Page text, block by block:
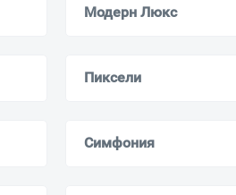
Модерн Люкс
Пиксели
Симфония